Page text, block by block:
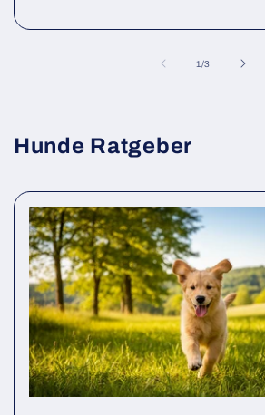
1/von
3
Hunde Ratgeber